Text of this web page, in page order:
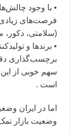
• با وجود
فرصت‌های زیادی
(سلامتی،
• برندها و
برچسب‌گذاری
سهم خوبی از این
است .
اما در ایران
وضعیت بازار